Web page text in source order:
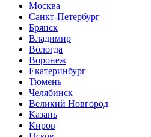
Москва
Санкт-Петербург
Брянск
Владимир
Вологда
Воронеж
Екатеринбург
Тюмень
Челябинск
Великий Новгород
Казань
Киров